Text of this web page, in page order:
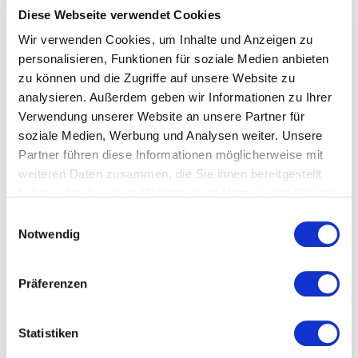
Diese Webseite verwendet Cookies
Wir verwenden Cookies, um Inhalte und Anzeigen zu
personalisieren, Funktionen für soziale Medien anbieten
zu können und die Zugriffe auf unsere Website zu
analysieren. Außerdem geben wir Informationen zu Ihrer
Verwendung unserer Website an unsere Partner für
soziale Medien, Werbung und Analysen weiter. Unsere
Partner führen diese Informationen möglicherweise mit
weiteren Daten zusammen, die Sie ihnen bereitgestellt
Notwendig
Präferenzen
Statistiken
Es ermöglicht eine präzise Zielgruppenansprache,
verbessert das Bewerber-Erlebnis und macht den
Recruitingprozess insgesamt schneller und
kosteneffizienter. Besonders Social Recruiting spielt
hierbei eine große Rolle, da es Unternehmen
ermöglicht,potenzielle Kandidaten dort zu erreichen,
wo sie ihre Zeit verbringen- auf sozialen Medien.
Profitiere von den Vorteilen moderner
WorkerHero hat die Art und Weise, wie Unternehmen
kreativen und effektiven
helfen
Kandidaten aufzubauen, die traditionelle Methoden